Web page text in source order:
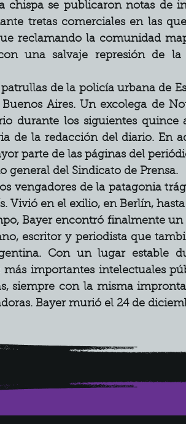
chispa se publicaron notas de
tretas comerciales en las
reclamando la comunidad
una salvaje represión de
patrullas de la policía urbana de
Aires. Un excolega de
durante los siguientes
de la redacción del diario. En
parte de las páginas del
general del Sindicato de Prensa.
vengadores de la patagonia
Vivió en el exilio, en Berlín,
Bayer encontró finalmente un
escritor y periodista que
Con un lugar estable
importantes intelectuales
siempre con la misma
Bayer murió el 24 de